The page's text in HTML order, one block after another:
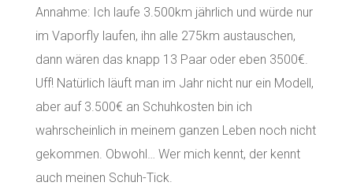
Annahme: Ich laufe 3.500km jährlich und würde nur
im Vaporfly laufen, ihn alle 275km austauschen,
dann wären das knapp 13 Paar oder eben 3500€.
Uff! Natürlich läuft man im Jahr nicht nur ein Modell,
aber auf 3.500€ an Schuhkosten bin ich
wahrscheinlich in meinem ganzen Leben noch nicht
gekommen. Obwohl… Wer mich kennt, der kennt
auch meinen Schuh-Tick.